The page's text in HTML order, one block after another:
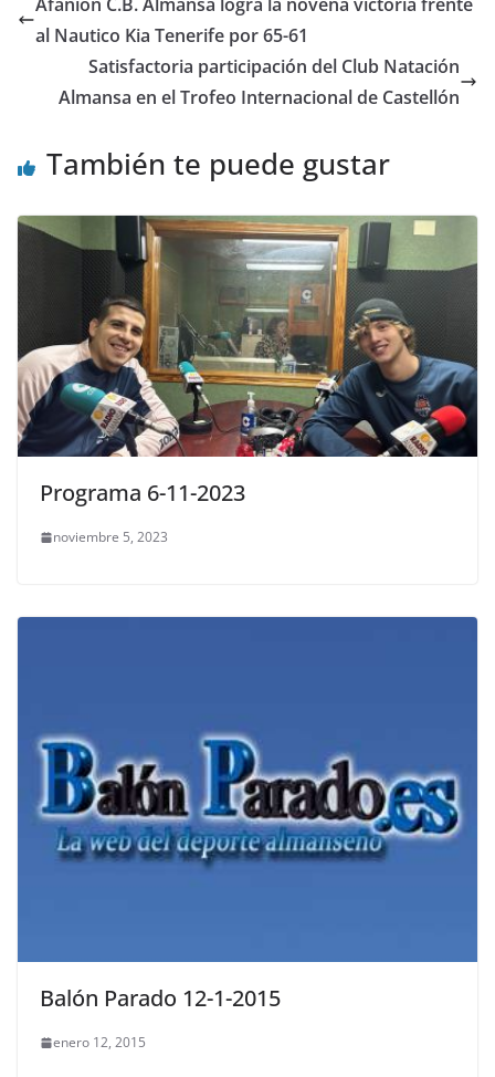
al Nautico Kia Tenerife por 65-61
Satisfactoria participación del Club Natación
Almansa en el Trofeo Internacional de Castellón
También te puede gustar
Programa 6-11-2023
noviembre 5, 2023
Balón Parado 12-1-2015
enero 12, 2015